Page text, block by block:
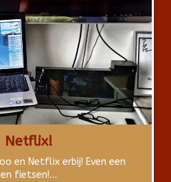
Netflix!
en Netflix erbij! Even een
fietsen!…